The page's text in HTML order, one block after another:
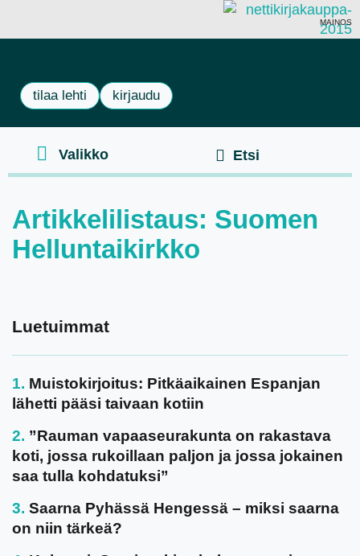
MAINOS
tilaa lehti kirjaudu
Artikkelilistaus: Suomen
Helluntaikirkko
Luetuimmat
Muistokirjoitus: Pitkäaikainen Espanjan
lähetti pääsi taivaan kotiin
”Rauman vapaaseurakunta on rakastava
koti, jossa rukoillaan paljon ja jossa jokainen
saa tulla kohdatuksi”
Saarna Pyhässä Hengessä – miksi saarna
on niin tärkeä?